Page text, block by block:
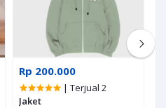
Rp 200.000
| Terjual 2
Jaket